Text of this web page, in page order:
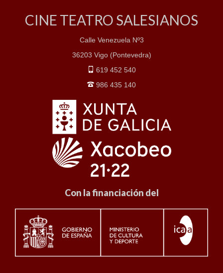
CINE TEATRO SALESIANOS
Calle Venezuela Nº3
36203 Vigo (Pontevedra)
619 452 540
986 435 140
Con la financiación del